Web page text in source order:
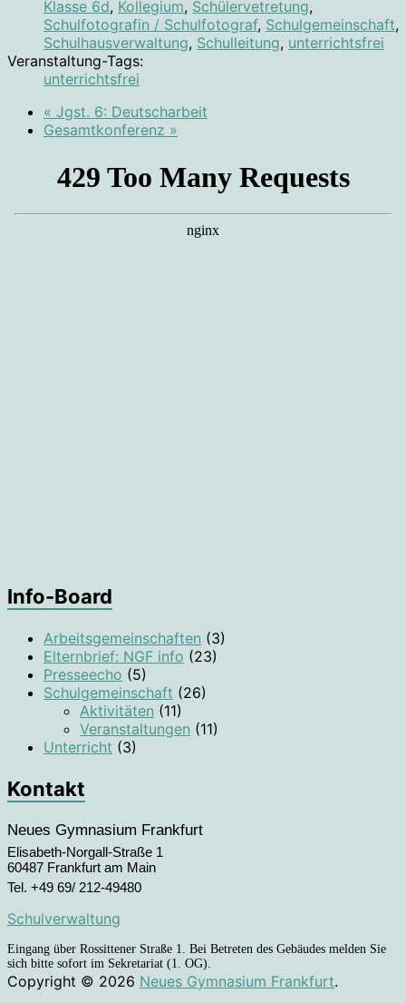
Klasse 6d, Kollegium, Schülervetretung,
Schulfotografin / Schulfotograf, Schulgemeinschaft,
Schulhausverwaltung, Schulleitung, unterrichtsfrei
Veranstaltung-Tags:
unterrichtsfrei
« Jgst. 6: Deutscharbeit
Gesamtkonferenz »
Info-Board
Arbeitsgemeinschaften (3)
Elternbrief: NGF info (23)
Presseecho (5)
Schulgemeinschaft (26)
Aktivitäten (11)
Veranstaltungen (11)
Unterricht (3)
Kontakt
Neues Gymnasium Frankfurt
Elisabeth-Norgall-Straße 1
60487 Frankfurt am Main
Tel. +49 69/ 212-49480
Schulverwaltung
Eingang über Rossittener Straße 1. Bei Betreten des Gebäudes melden Sie
sich bitte sofort im Sekretariat (1. OG).
Copyright © 2026 Neues Gymnasium Frankfurt.